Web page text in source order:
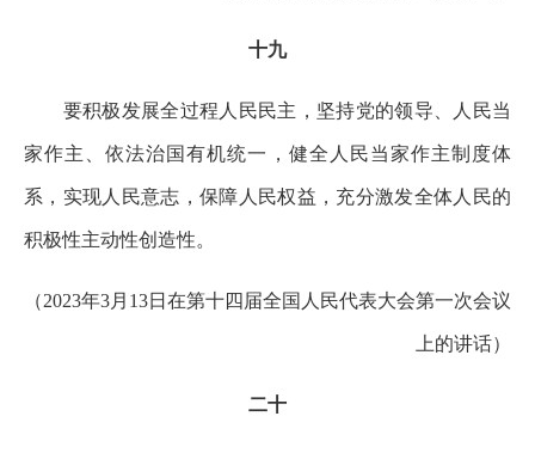
十九
要积极发展全过程人民民主，坚持党的领导、人民当
家作主、依法治国有机统一，健全人民当家作主制度体
系，实现人民意志，保障人民权益，充分激发全体人民的
积极性主动性创造性。
（2023年3月13日在第十四届全国人民代表大会第一次会议
上的讲话）
二十